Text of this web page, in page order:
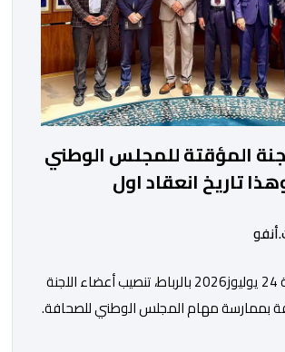
المؤقتة للمجلس الوطني
تاريخ انعقاد اول
تم، يوم الجمعة 24 يوليوز2026 بالرباط، تنصيب أعضاء اللجنة
بممارسة مهام المجلس الوطني للصحافة.